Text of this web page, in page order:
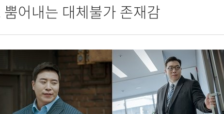
어내는 대체불가 존재감